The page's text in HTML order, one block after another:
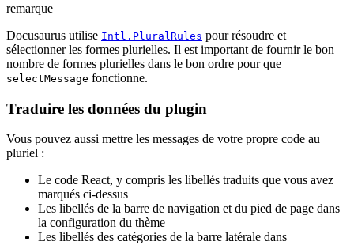
remarque
Docusaurus utilise Intl.PluralRules pour résoudre et
sélectionner les formes plurielles. Il est important de fournir le bon
nombre de formes plurielles dans le bon ordre pour que
selectMessage fonctionne.
Traduire les données du plugin
Vous pouvez aussi mettre les messages de votre propre code au
pluriel :
Le code React, y compris les libellés traduits que vous avez
marqués ci-dessus
Les libellés de la barre de navigation et du pied de page dans
la configuration du thème
Les libellés des catégories de la barre latérale dans